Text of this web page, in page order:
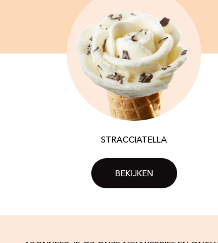
STRACCIATELLA
BEKIJKEN